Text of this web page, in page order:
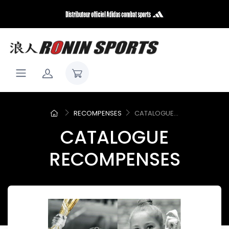
RECOMPENSES CATALOGUE...
CATALOGUE
RECOMPENSES